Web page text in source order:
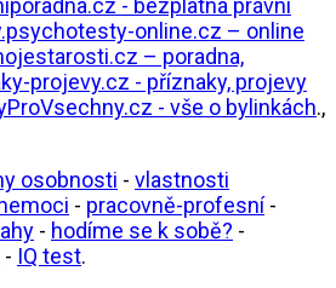
- bezplatná právní
online.cz – online
– poradna,
projevy.cz - příznaky, projevy
- vše o bylinkách.,
osobnosti - vlastnosti
- pracovně-profesní-
- hodíme se k sobě? -
- IQ test.